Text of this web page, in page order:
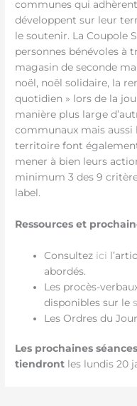
communes qui
développent sur leur
le soutenir. La Coupole
personnes bénévoles à
magasin de seconde
noël, noël solidaire, la
quotidien » lors de la
manière plus large
communaux mais aussi
territoire font
mener à bien leurs
minimum 3 des 9
label.
Ressources et
Consultez ici
abordés.
Les procès-
disponibles sur le
Les Ordres du
Les prochaines
tiendront les lundis 20